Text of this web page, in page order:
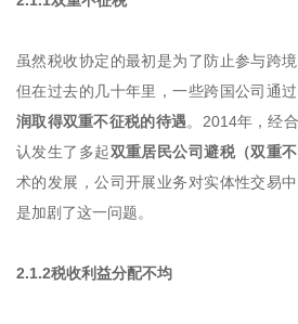
虽然税收协定的最初是为了防止参与跨
但在过去的几十年里，一些跨国公司通
润取得双重不征税的待遇。2014年，经
认发生了多起双重居民公司避税（双重
术的发展，公司开展业务对实体性交易
是加剧了这一问题。
2.1.2税收利益分配不均